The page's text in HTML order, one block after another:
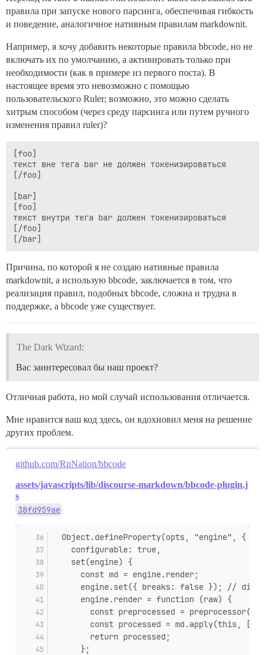
правила при запуске нового парсинга, обеспечивая гибкость
и поведение, аналогичное нативным правилам markdownit.
Например, я хочу добавить некоторые правила bbcode, но не
включать их по умолчанию, а активировать только при
необходимости (как в примере из первого поста). В
настоящее время это невозможно с помощью
пользовательского Ruler; возможно, это можно сделать
хитрым способом (через среду парсинга или путем ручного
изменения правил ruler)?
[foo]
текст вне тега bar не должен токенизироваться
[/foo]
[bar]
[foo]
текст внутри тега bar должен токенизироваться
[/foo]
Причина, по которой я не создаю нативные правила
markdownit, а использую bbcode, заключается в том, что
реализация правил, подобных bbcode, сложна и трудна в
поддержке, а bbcode уже существует.
The Dark Wizard:
Вас заинтересовал бы наш проект?
Отличная работа, но мой случай использования отличается.
Мне нравится ваш код здесь, он вдохновил меня на решение
других проблем.
github.com/RpNation/bbcode
assets/javascripts/lib/discourse-markdown/bbcode-plugin.j
s
38fd959ae
  Object.defineProperty(opts, "engine", {
    configurable: true,
    set(engine) {
      const md = engine.render;
engine.set({ breaks: false }); //
      engine.render = function (raw) {
const preprocessed =
const processed = md.apply(this,
        return processed;
      };